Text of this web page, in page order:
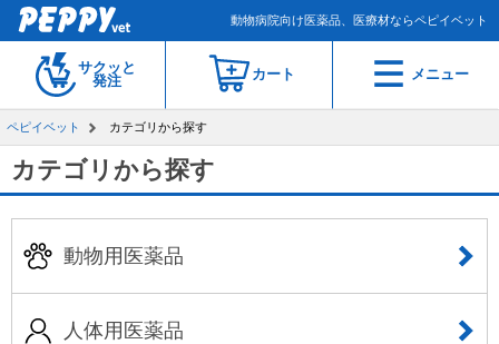
動物病院向け医薬品、医療材ならペピイベット
サクッと
発注
カート メニュー
ペピイベット カテゴリから探す
カテゴリから探す
動物用医薬品
人体用医薬品